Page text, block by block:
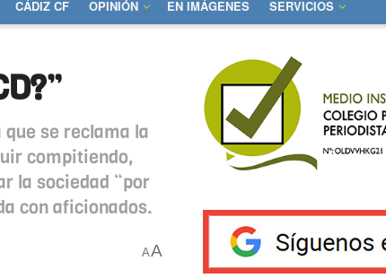
CÁDIZ CF OPINIÓN EN IMÁGENES SERVICIOS
se reclama la
compitiendo,
la sociedad “por
con aficionados.
AA